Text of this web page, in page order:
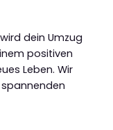
dein Umzug
positiven
Leben. Wir